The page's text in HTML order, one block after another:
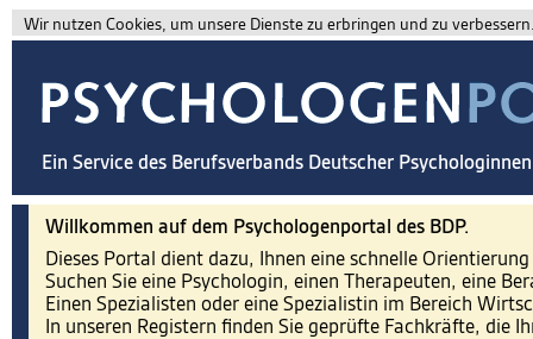
Wir nutzen Cookies, um unsere Dienste zu erbringen und zu
Ein Service des Berufsverbands Deutscher
Willkommen auf dem Psychologenportal des BDP.
Dieses Portal dient dazu, Ihnen eine schnelle
Suchen Sie eine Psychologin, einen Therapeuten, eine
Einen Spezialisten oder eine Spezialistin im Bereich
In unseren Registern finden Sie geprüfte Fachkräfte, die